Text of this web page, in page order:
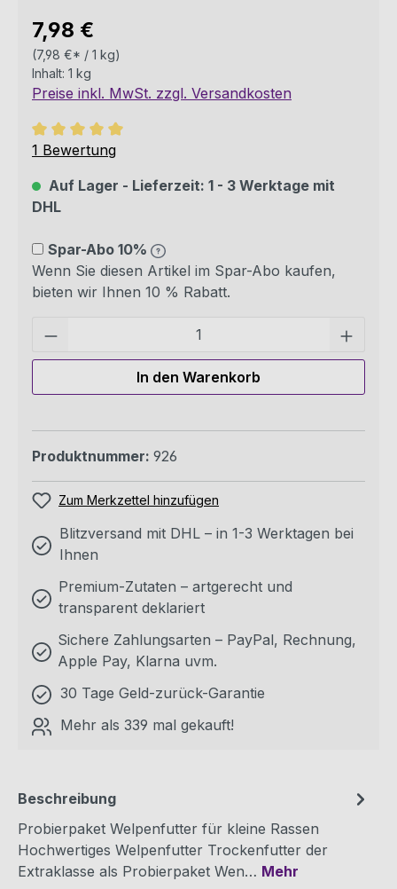
Regulärer Preis:
7,98 €
(7,98 €* / 1 kg)
Inhalt: 1 kg
Preise inkl. MwSt. zzgl. Versandkosten
Durchschnittliche Bewertung von 5 von 5 Sternen
1 Bewertung
Auf Lager - Lieferzeit: 1 - 3 Werktage mit
DHL
Spar-Abo 10%
Wenn Sie diesen Artikel im Spar-Abo kaufen,
bieten wir Ihnen 10 % Rabatt.
In den Warenkorb
Produktnummer: 926
Zum Merkzettel hinzufügen
Blitzversand mit DHL – in 1-3 Werktagen bei
Ihnen
Premium-Zutaten – artgerecht und
transparent deklariert
Sichere Zahlungsarten – PayPal, Rechnung,
Apple Pay, Klarna uvm.
30 Tage Geld-zurück-Garantie
Mehr als 339 mal gekauft!
Beschreibung
Probierpaket Welpenfutter für kleine Rassen
Hochwertiges Welpenfutter Trockenfutter der
Extraklasse als Probierpaket Wen… Mehr